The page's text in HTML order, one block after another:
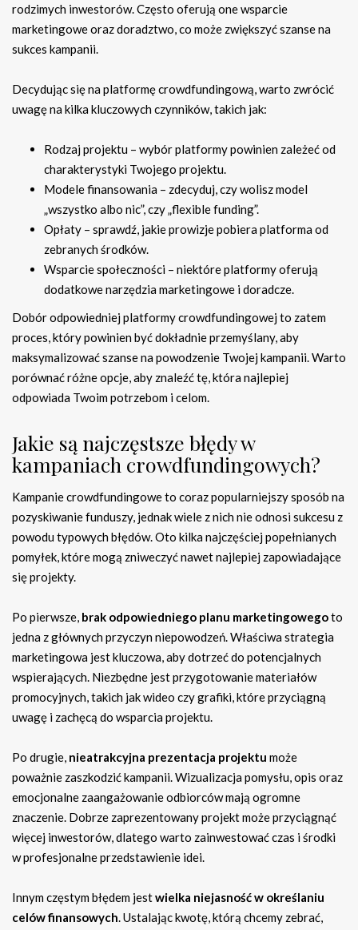
rodzimych inwestorów. Często oferują one wsparcie
marketingowe oraz doradztwo, co może zwiększyć szanse na
sukces kampanii.
Decydując się na platformę crowdfundingową, warto zwrócić
uwagę na kilka kluczowych czynników, takich jak:
Rodzaj projektu – wybór platformy powinien zależeć od
charakterystyki Twojego projektu.
Modele finansowania – zdecyduj, czy wolisz model
„wszystko albo nic”, czy „flexible funding”.
Opłaty – sprawdź, jakie prowizje pobiera platforma od
zebranych środków.
Wsparcie społeczności – niektóre platformy oferują
dodatkowe narzędzia marketingowe i doradcze.
Dobór odpowiedniej platformy crowdfundingowej to zatem
proces, który powinien być dokładnie przemyślany, aby
maksymalizować szanse na powodzenie Twojej kampanii. Warto
porównać różne opcje, aby znaleźć tę, która najlepiej
odpowiada Twoim potrzebom i celom.
Jakie są najczęstsze błędy w
kampaniach crowdfundingowych?
Kampanie crowdfundingowe to coraz popularniejszy sposób na
pozyskiwanie funduszy, jednak wiele z nich nie odnosi sukcesu z
powodu typowych błędów. Oto kilka najczęściej popełnianych
pomyłek, które mogą zniweczyć nawet najlepiej zapowiadające
się projekty.
Po pierwsze, brak odpowiedniego planu marketingowegoto
jedna z głównych przyczyn niepowodzeń. Właściwa strategia
marketingowa jest kluczowa, aby dotrzeć do potencjalnych
wspierających. Niezbędne jest przygotowanie materiałów
promocyjnych, takich jak wideo czy grafiki, które przyciągną
uwagę i zachęcą do wsparcia projektu.
Po drugie, nieatrakcyjna prezentacja projektu może
poważnie zaszkodzić kampanii. Wizualizacja pomysłu, opis oraz
emocjonalne zaangażowanie odbiorców mają ogromne
znaczenie. Dobrze zaprezentowany projekt może przyciągnąć
więcej inwestorów, dlatego warto zainwestować czas i środki
w profesjonalne przedstawienie idei.
Innym częstym błędem jestwielka niejasność w określaniu
celów finansowych . Ustalając kwotę, którą chcemy zebrać,